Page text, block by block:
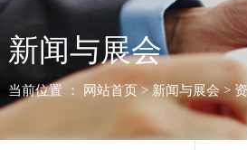
新闻与展会
当前位置 ： 网站首页> 新闻与展会 >